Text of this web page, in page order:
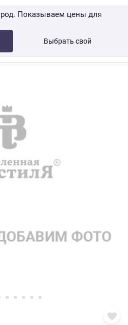
Показываем цены для
Выбрать свойРозница → WB